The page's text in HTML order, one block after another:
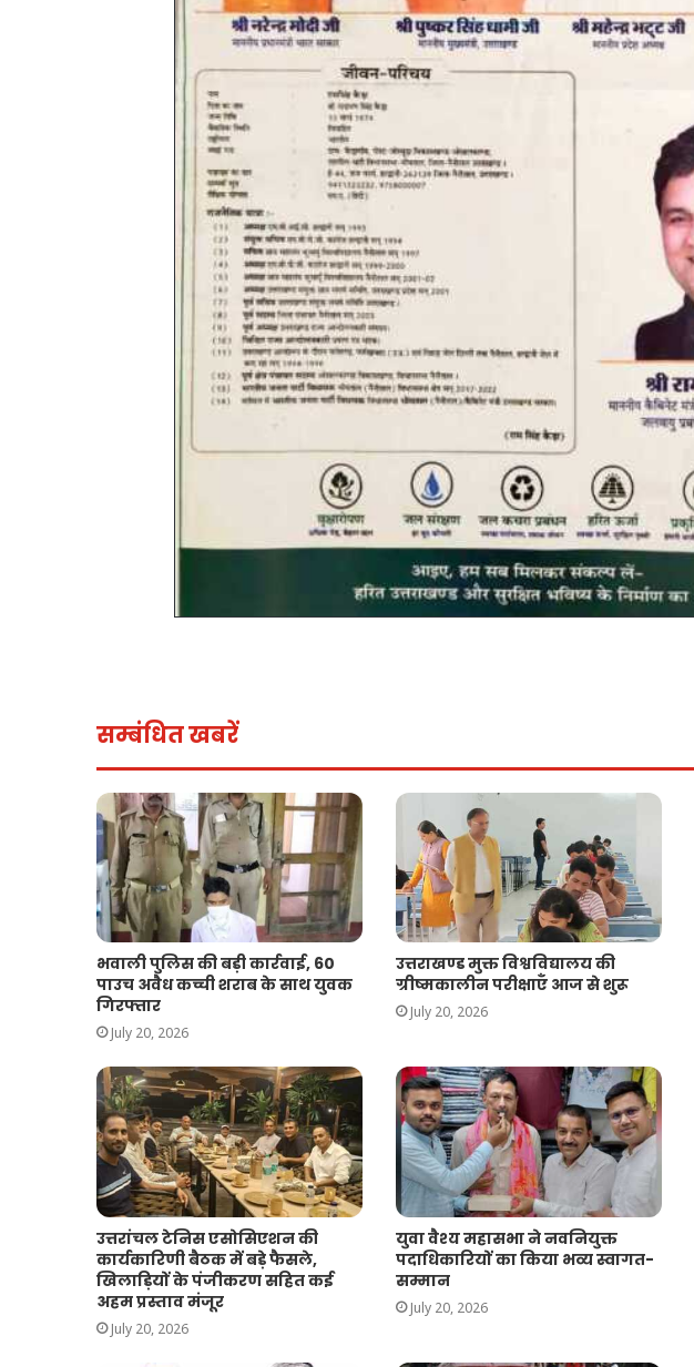
सम्बंधित खबरें
भवाली पुलिस की बड़ी कार्रवाई, 60
पाउच अवैध कच्ची शराब के साथ युवक
गिरफ्तार
July 20, 2026
उत्तराखण्ड मुक्त विश्वविद्यालय की
ग्रीष्मकालीन परीक्षाएँ आज से शुरू
July 20, 2026
उत्तरांचल टेनिस एसोसिएशन की
कार्यकारिणी बैठक में बड़े फैसले,
खिलाड़ियों के पंजीकरण सहित कई
अहम प्रस्ताव मंजूर
July 20, 2026
युवा वैश्य महासभा ने नवनियुक्त
पदाधिकारियों का किया भव्य स्वागत-
सम्मान
July 20, 2026